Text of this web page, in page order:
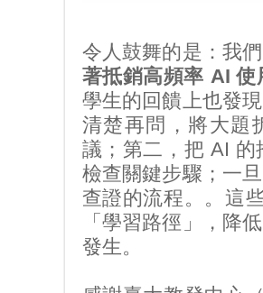
令人鼓舞的是：我
著抵銷高頻率 AI
學生的回饋上也發
清楚再問，將大題
議；第二，把 AI
檢查關鍵步驟；一
查證的流程。。這
「學習路徑」，降
發生。